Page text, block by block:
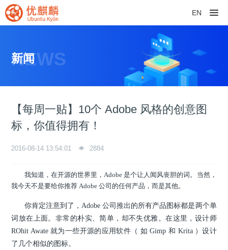
EN
NEWS
新闻
【每周一贴】10个 Adobe 风格的创意图
标，你值得拥有！
2016-08-14 13:54:01 2884
我知道，在开源的世界里，Adobe 是个让人闻风丧胆的词。当然，
我今天不是要给你推荐 Adobe 公司的任何产品，而是其他。
你肯定注意到了，Adobe 公司推出的所有产品图标都是两个单
词放在上面。非常的朴实、简单，却不失优雅。在这里，设计师
ROhit Awate 就为一些开源的应用软件（ 如 Gimp 和 Krita ）设计
了几个相似的图标。